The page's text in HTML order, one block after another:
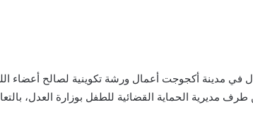
في مدينة أكجوجت أعمال ورشة تكوينية لصالح أعضاء
مديرية الحماية القضائية للطفل بوزارة العدل،